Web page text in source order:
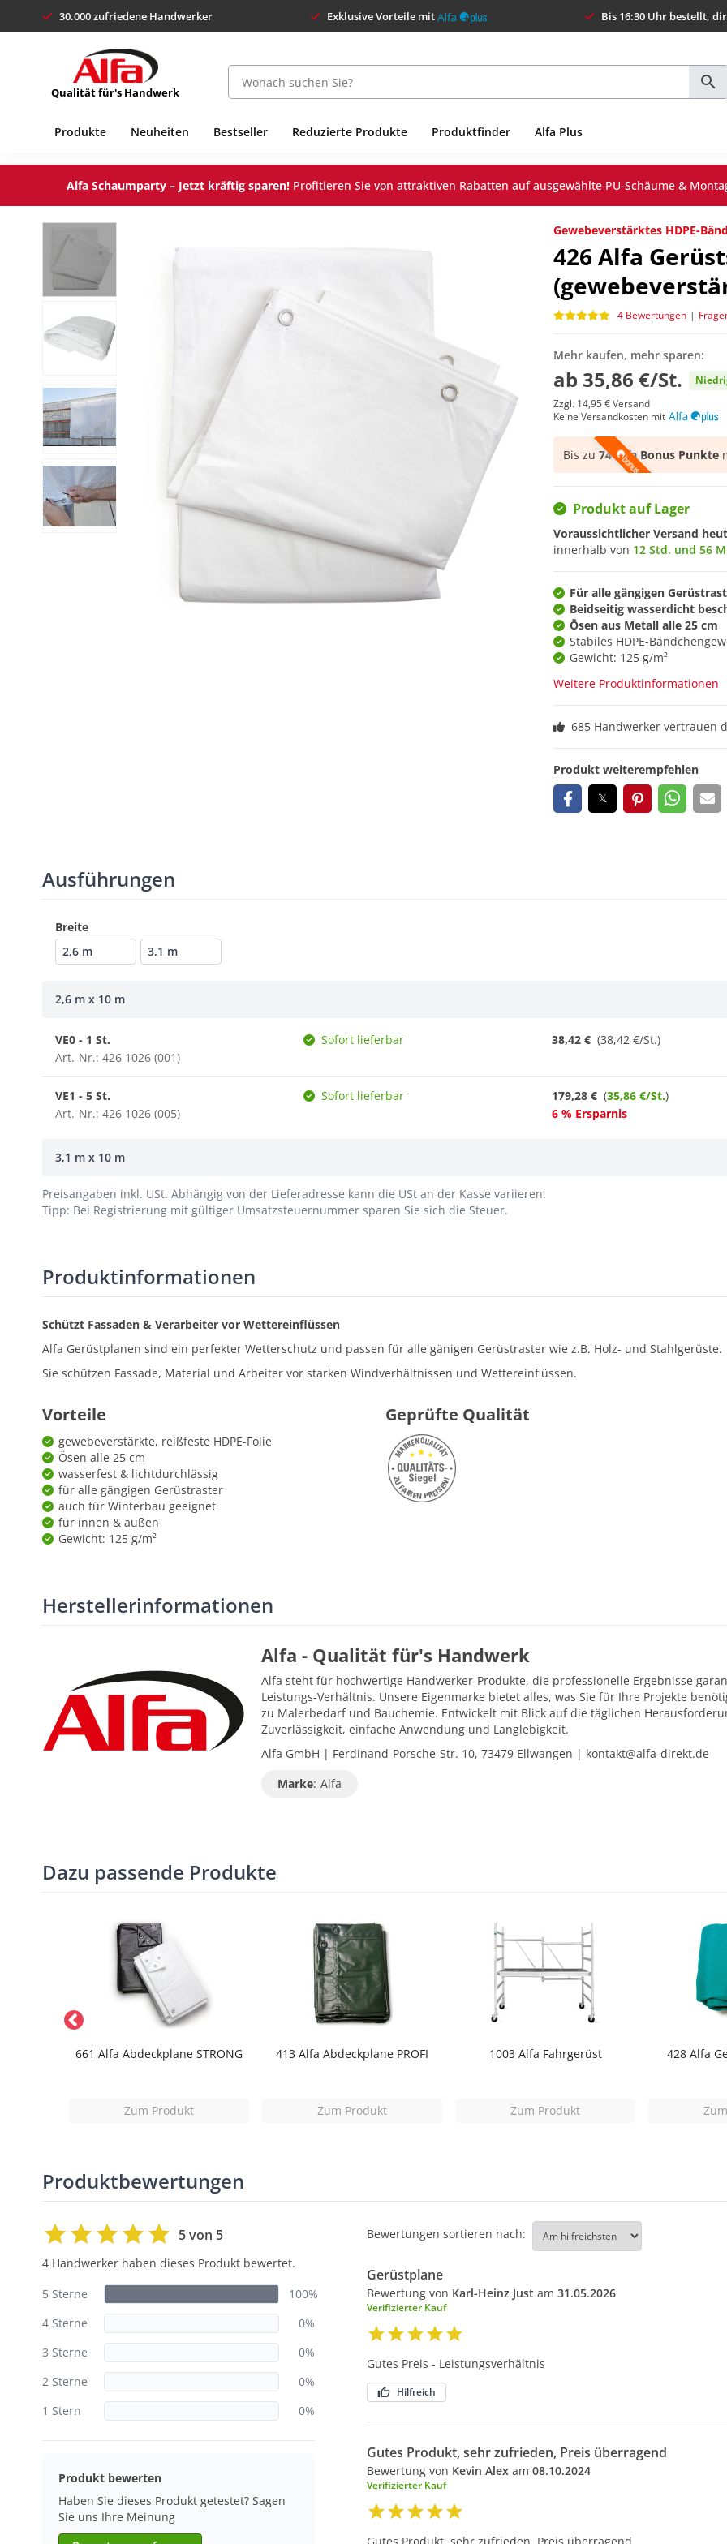
30.000 zufriedene Handwerker Exklusive Vorteile mit Bis 16:30 Uhr bestellt,
Qualität für's Handwerk
Produkte Neuheiten Bestseller Reduzierte Produkte Produktfinder Alfa Plus
Alfa Schaumparty – Jetzt kräftig sparen!Profitieren Sie von attraktiven Rabatten auf ausgewählte PU-Schäume &
Gewebeverstärktes HDPE-
426 Alfa
4 Bewertungen |
Mehr kaufen, mehr sparen:
ab 35,86 €/St.
Zzgl. 14,95 €Versand
Keine Versandkosten mit
Bis zu 74 Alfa Bonus Punkte
Produkt auf Lager
Voraussichtlicher Versand
innerhalb von 12 Std. und 56
Für alle gängigen
Beidseitig wasserdicht
Ösen aus Metall alle 25 cm
Stabiles HDPE-
Gewicht: 125 g/m²
Weitere Produktinformationen
685 Handwerker vertrauen
Produkt weiterempfehlen
Ausführungen
Breite
2,6 m
3,1 m
2,6 m x 10 m
VE0 - 1 St.
Art.-Nr.: 426 1026 (001)
Sofort lieferbar 38,42 € (38,42 €/St.)
VE1 - 5 St.
Art.-Nr.: 426 1026 (005)
Sofort lieferbar 179,28 € (35,86 €/St.)
6 % Ersparnis
3,1 m x 10 m
Preisangaben inkl. USt. Abhängig von der Lieferadresse kann die USt an der Kasse variieren.
Tipp: Bei Registrierung mit gültiger Umsatzsteuernummer sparen Sie sich die Steuer.
Produktinformationen
Schützt Fassaden & Verarbeiter vor Wettereinflüssen
Alfa Gerüstplanen sind ein perfekter Wetterschutz und passen für alle gänigen Gerüstraster wie z.B. Holz- und Stahlgerüste.
Sie schützen Fassade, Material und Arbeiter vor starken Windverhältnissen und Wettereinflüssen.
Vorteile
gewebeverstärkte, reißfeste HDPE-Folie
Ösen alle 25 cm
wasserfest & lichtdurchlässig
für alle gängigen Gerüstraster
auch für Winterbau geeignet
für innen & außen
Gewicht: 125 g/m²
Geprüfte Qualität
Herstellerinformationen
Alfa - Qualität für's Handwerk
Alfa steht für hochwertige Handwerker-Produkte, die professionelle Ergebnisse
Leistungs-Verhältnis. Unsere Eigenmarke bietet alles, was Sie für Ihre Projekte
zu Malerbedarf und Bauchemie. Entwickelt mit Blick auf die täglichen
Zuverlässigkeit, einfache Anwendung und Langlebigkeit.
Alfa GmbH | Ferdinand-Porsche-Str. 10, 73479 Ellwangen | kontakt@alfa-direkt.de
Marke: Alfa
Dazu passende Produkte
661 Alfa Abdeckplane STRONG
Zum Produkt
413 Alfa Abdeckplane PROFI
Zum Produkt
1003 Alfa Fahrgerüst
Zum Produkt
428 Alfa
Produktbewertungen
5 von 5
4 Handwerker haben dieses Produkt bewertet.
5 Sterne
100%
4 Sterne
0%
3 Sterne
0%
2 Sterne
0%
1 Stern
0%
Produkt bewerten
Haben Sie dieses Produkt getestet? Sagen
Sie uns Ihre Meinung
Bewertungen sortieren nach:
Gerüstplane
Bewertung von Karl-Heinz Just am 31.05.2026
Verifizierter Kauf
Gutes Preis - Leistungsverhältnis
Hilfreich
Gutes Produkt, sehr zufrieden, Preis überragend
Bewertung von Kevin Alex am 08.10.2024
Verifizierter Kauf